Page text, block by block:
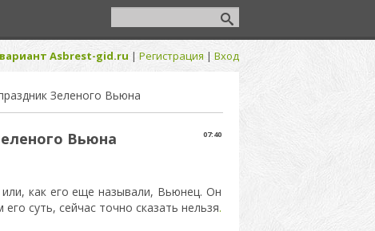
Asbrest-gid.ru | Регистрация | Вход
Зеленого Вьюна
07:40
Вьюна
как его еще называли, Вьюнец. Он
суть, сейчас точно сказать нельзя.